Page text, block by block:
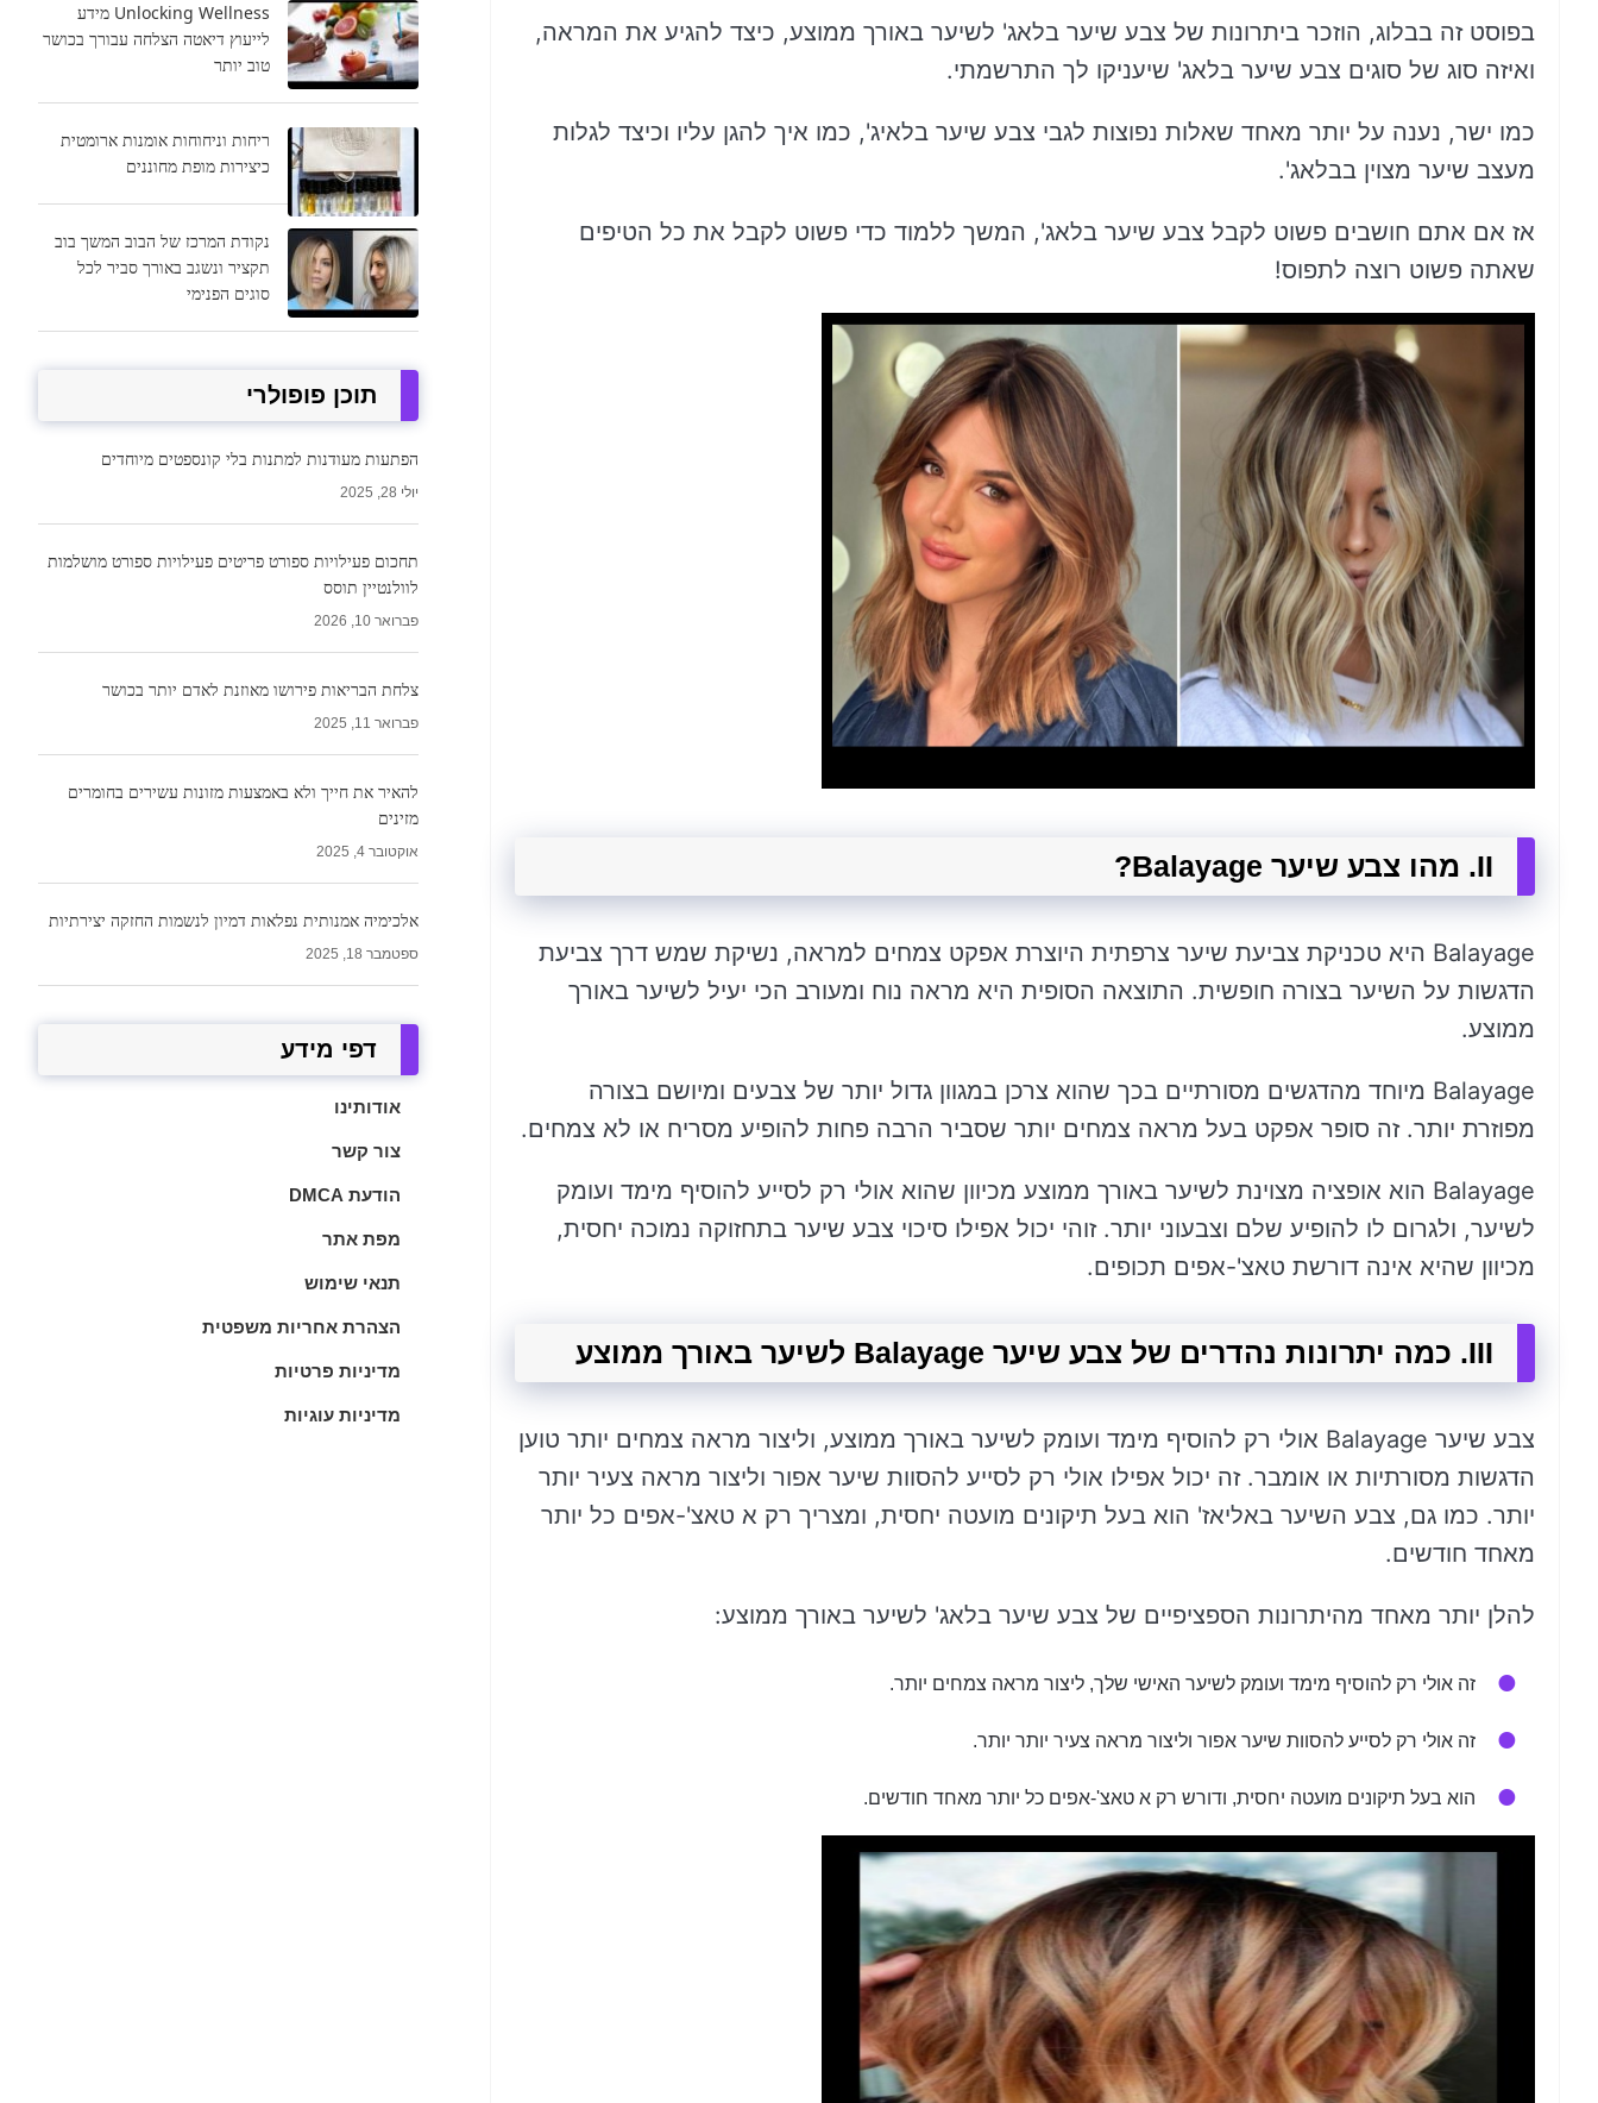
בפוסט זה בבלוג, הוזכר ביתרונות של צבע שיער בלאג' לשיער באורך ממוצע, כיצד להגיע את המראה,
ואיזה סוג של סוגים צבע שיער בלאג' שיעניקו לך התרשמתי.
כמו ישר, נענה על יותר מאחד שאלות נפוצות לגבי צבע שיער בלאיג', כמו איך להגן עליו וכיצד לגלות
מעצב שיער מצוין בבלאג'.
אז אם אתם חושבים פשוט לקבל צבע שיער בלאג', המשך ללמוד כדי פשוט לקבל את כל הטיפים
שאתה פשוט רוצה לתפוס!
II. מהו צבע שיער Balayage?
Balayage היא טכניקת צביעת שיער צרפתית היוצרת אפקט צמחים למראה, נשיקת שמש דרך צביעת
הדגשות על השיער בצורה חופשית. התוצאה הסופית היא מראה נוח ומעורב הכי יעיל לשיער באורך
ממוצע.
Balayage מיוחד מהדגשים מסורתיים בכך שהוא צרכן במגוון גדול יותר של צבעים ומיושם בצורה
מפוזרת יותר. זה סופר אפקט בעל מראה צמחים יותר שסביר הרבה פחות להופיע מסריח או לא צמחים.
Balayage הוא אופציה מצוינת לשיער באורך ממוצע מכיוון שהוא אולי רק לסייע להוסיף מימד ועומק
לשיער, ולגרום לו להופיע שלם וצבעוני יותר. זוהי יכול אפילו סיכוי צבע שיער בתחזוקה נמוכה יחסית,
מכיוון שהיא אינה דורשת טאצ'-אפים תכופים.
III. כמה יתרונות נהדרים של צבע שיער Balayage לשיער באורך ממוצע
צבע שיער Balayage אולי רק להוסיף מימד ועומק לשיער באורך ממוצע, וליצור מראה צמחים יותר טוען
הדגשות מסורתיות או אומבר. זה יכול אפילו אולי רק לסייע להסוות שיער אפור וליצור מראה צעיר יותר
יותר. כמו גם, צבע השיער באליאז' הוא בעל תיקונים מועטה יחסית, ומצריך רק א טאצ'-אפים כל יותר
מאחד חודשים.
להלן יותר מאחד מהיתרונות הספציפיים של צבע שיער בלאג' לשיער באורך ממוצע:
זה אולי רק להוסיף מימד ועומק לשיער האישי שלך, ליצור מראה צמחים יותר.
זה אולי רק לסייע להסוות שיער אפור וליצור מראה צעיר יותר יותר.
הוא בעל תיקונים מועטה יחסית, ודורש רק א טאצ'-אפים כל יותר מאחד חודשים.
Unlocking Wellness מידע
לייעוץ דיאטה הצלחה עבורך בכושר
טוב יותר
ריחות וניחוחות אומנות ארומטית
כיצירות מופת מחוננים
נקודת המרכז של הבוב המשך בוב
תקציר ונשגב באורך סביר לכל
סוגים הפנימי
תוכן פופולרי
הפתעות מעודנות למתנות בלי קונספטים מיוחדים
יולי 28, 2025
תחכום פעילויות ספורט פריטים פעילויות ספורט מושלמות
לוולנטיין תוסס
פברואר 10, 2026
צלחת הבריאות פירושו מאוזנת לאדם יותר בכושר
פברואר 11, 2025
להאיר את חייך ולא באמצעות מזונות עשירים בחומרים
מזינים
אוקטובר 4, 2025
אלכימיה אמנותית נפלאות דמיון לנשמות החזקה יצירתיות
ספטמבר 18, 2025
דפי מידע
אודותינו
צור קשר
הודעת DMCA
מפת אתר
תנאי שימוש
הצהרת אחריות משפטית
מדיניות פרטיות
מדיניות עוגיות